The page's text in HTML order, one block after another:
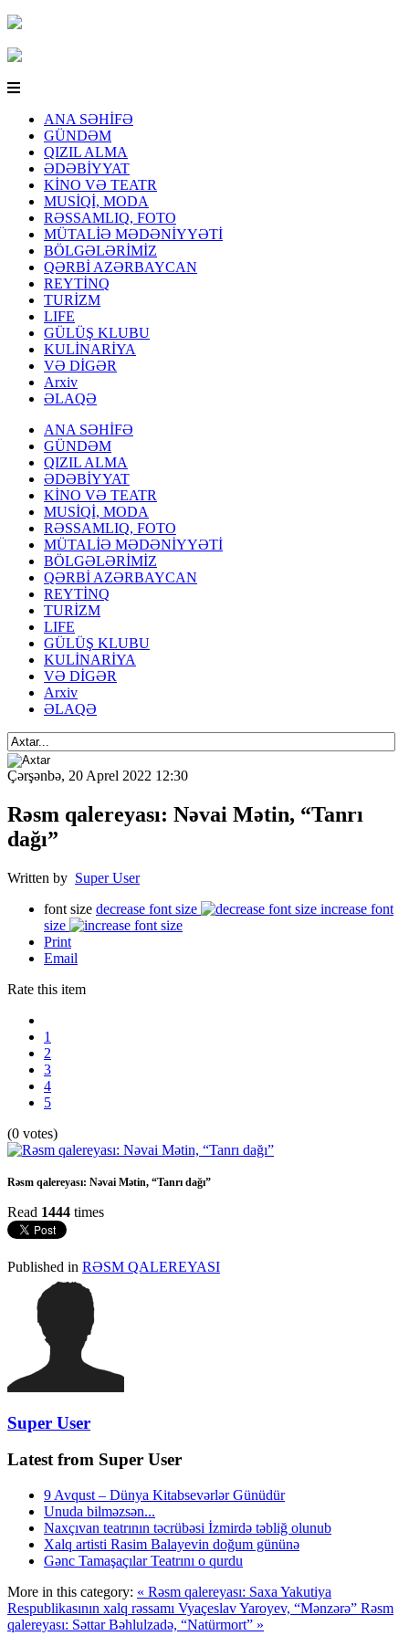
ANA SƏHİFƏ
GÜNDƏM
QIZIL ALMA
ƏDƏBİYYAT
KİNO VƏ TEATR
MUSİQİ, MODA
RƏSSAMLIQ, FOTO
MÜTALİƏ MƏDƏNİYYƏTİ
BÖLGƏLƏRİMİZ
QƏRBİ AZƏRBAYCAN
REYTİNQ
TURİZM
LIFE
GÜLÜŞ KLUBU
KULİNARİYA
VƏ DİGƏR
Arxiv
ƏLAQƏ
ANA SƏHİFƏ
GÜNDƏM
QIZIL ALMA
ƏDƏBİYYAT
KİNO VƏ TEATR
MUSİQİ, MODA
RƏSSAMLIQ, FOTO
MÜTALİƏ MƏDƏNİYYƏTİ
BÖLGƏLƏRİMİZ
QƏRBİ AZƏRBAYCAN
REYTİNQ
TURİZM
LIFE
GÜLÜŞ KLUBU
KULİNARİYA
VƏ DİGƏR
Arxiv
ƏLAQƏ
Çərşənbə, 20 Aprel 2022 12:30
Rəsm qalereyası: Nəvai Mətin, “Tanrı
dağı”
Written by Super User
font size decrease font size
increase font
size
Print
Email
Rate this item
1
2
3
4
5
(0 votes)
Rəsm qalereyası: Nəvai Mətin, “Tanrı dağı”
Read 1444 times
Published in RƏSM QALEREYASI
Super User
Latest from Super User
9 Avqust – Dünya Kitabsevərlər Günüdür
Unuda bilməzsən...
Naxçıvan teatrının təcrübəsi İzmirdə təbliğ olunub
Xalq artisti Rasim Balayevin doğum gününə
Gənc Tamaşaçılar Teatrını o qurdu
More in this category: « Rəsm qalereyası: Saxa Yakutiya
Respublikasının xalq rəssamı Vyaçeslav Yaroyev, “Mənzərə” Rəsm
qalereyası: Səttar Bəhlulzadə, “Natürmort” »